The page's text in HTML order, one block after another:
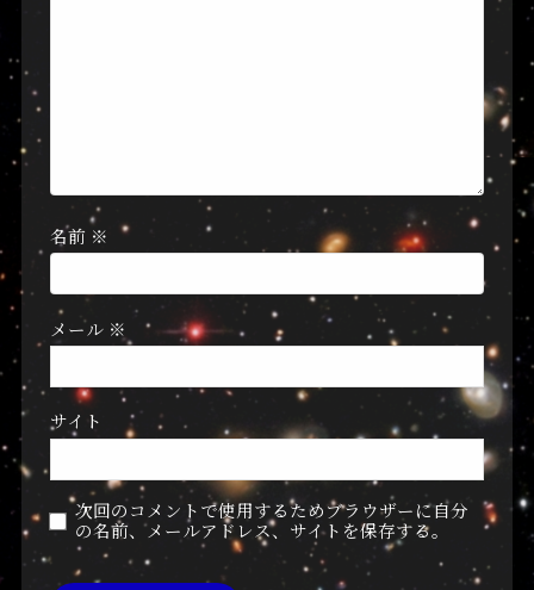
名前 ※
メール ※
サイト
次回のコメントで使用するためブラウザーに自分
の名前、メールアドレス、サイトを保存する。